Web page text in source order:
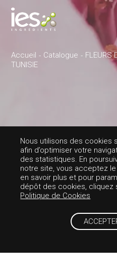
Accueil Catalogue
FLEURS
TUNISIE
AROMES-FLORALE
FLEURS
ER
Nous utilisons des cookies
afin d’optimiser votre
des statistiques. En
notre site, vous acceptez
en savoir plus et pour
dépôt des cookies, cliquez
Politique de Cookies